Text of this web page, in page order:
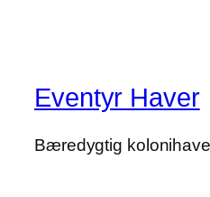
Eventyr Haver
Bæredygtig